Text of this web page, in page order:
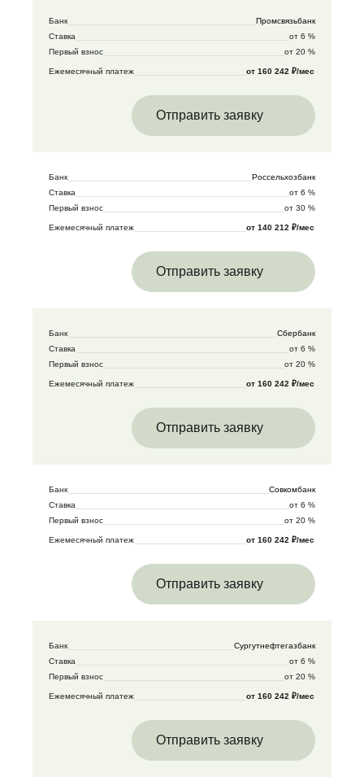
Банк
Промсвязьбанк
Ставка
от 6 %
Первый взнос
от 20 %
Ежемесячный платеж от 160 242 ₽/мес
Отправить заявку
Банк
Россельхозбанк
Ставка
от 6 %
Первый взнос
от 30 %
Ежемесячный платеж от 140 212 ₽/мес
Отправить заявку
Банк
Сбербанк
Ставка
от 6 %
Первый взнос
от 20 %
Ежемесячный платеж от 160 242 ₽/мес
Отправить заявку
Банк
Совкомбанк
Ставка
от 6 %
Первый взнос
от 20 %
Ежемесячный платеж от 160 242 ₽/мес
Отправить заявку
Банк
Сургутнефтегазбанк
Ставка
от 6 %
Первый взнос
от 20 %
Ежемесячный платеж от 160 242 ₽/мес
Отправить заявку